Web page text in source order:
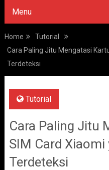
Menu
Home
Tutorial
Cara Paling Jitu Mengatasi
Terdeteksi
Tutorial
Cara Paling Jitu
SIM Card Xiaomi
Terdeteksi